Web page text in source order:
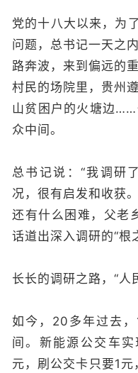
党的十八大以来，为
问题，总书记一天之
路奔波，来到偏远的
村民的场院里，贵州
山贫困户的火塘边
众中间。
总书记说：“我调研
况，很有启发和收获
还有什么困难，父老
话道出深入调研的“根
长长的调研之路，“人
如今，20多年过去
间。新能源公交车实
元，刷公交卡只要1